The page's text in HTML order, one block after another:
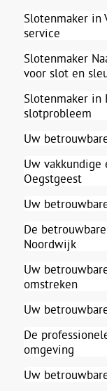
Slotenmaker in
service
Slotenmaker
voor slot en
Slotenmaker in
slotprobleem
Uw
Uw
Oegstgeest
Uw
De
Noordwijk
Uw
omstreken
Uw
De
omgeving
Uw